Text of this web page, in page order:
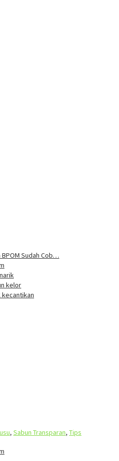
Sudah Cob…
kelor
kecantikan
, Sabun Transparan, Tips